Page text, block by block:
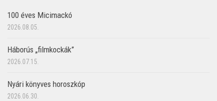
100 éves Micimackó
2026.08.05.
Háborús „filmkockák”
2026.07.15.
Nyári könyves horoszkóp
2026.06.30.